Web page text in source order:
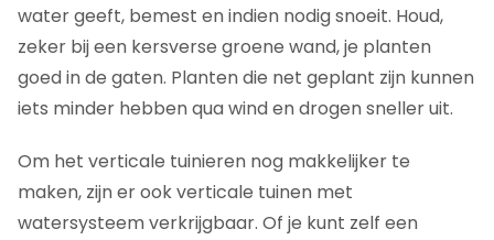
water geeft, bemest en indien nodig snoeit. Houd,
zeker bij een kersverse groene wand, je planten
goed in de gaten. Planten die net geplant zijn kunnen
iets minder hebben qua wind en drogen sneller uit.
Om het verticale tuinieren nog makkelijker te
maken, zijn er ook verticale tuinen met
watersysteem verkrijgbaar. Of je kunt zelf een